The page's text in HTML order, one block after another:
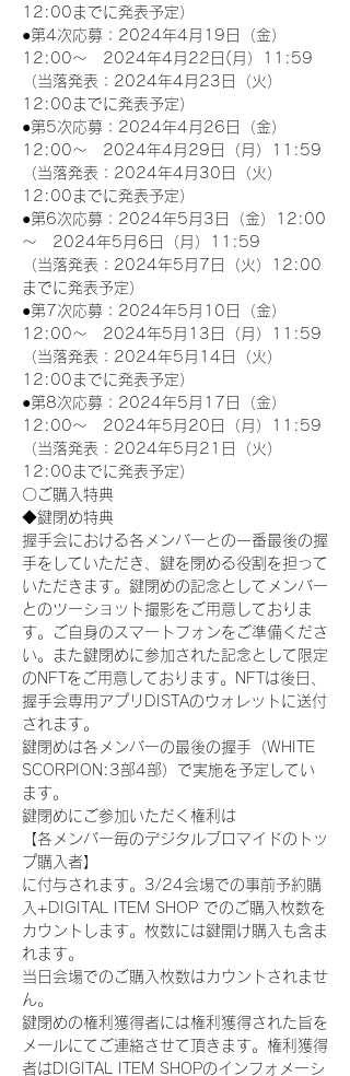
12:00までに発表予定）
●第4次応募：2024年4月19日（金）
12:00～　2024年4月22日(月）11:59
（当落発表：2024年4月23日（火）
12:00までに発表予定）
●第5次応募：2024年4月26日（金）
12:00～　2024年4月29日（月）11:59
（当落発表：2024年4月30日（火）
12:00までに発表予定）
●第6次応募：2024年5月3日（金）12:00
～　2024年5月6日（月）11:59
（当落発表：2024年5月7日（火）12:00
までに発表予定）
●第7次応募：2024年5月10日（金）
12:00～　2024年5月13日（月）11:59
（当落発表：2024年5月14日（火）
12:00までに発表予定）
●第8次応募：2024年5月17日（金）
12:00～　2024年5月20日（月）11:59
（当落発表：2024年5月21日（火）
12:00までに発表予定）
〇ご購入特典
◆鍵閉め特典
握手会における各メンバーとの一番最後の握
手をしていただき、鍵を閉める役割を担って
いただきます。鍵閉めの記念としてメンバー
とのツーショット撮影をご用意しておりま
す。ご自身のスマートフォンをご準備くださ
い。また鍵閉めに参加された記念として限定
のNFTをご用意しております。NFTは後日、
握手会専用アプリDISTAのウォレットに送付
されます。
鍵閉めは各メンバーの最後の握手（WHITE
SCORPION:3部4部）で実施を予定してい
ます。
鍵閉めにご参加いただく権利は
【各メンバー毎のデジタルブロマイドのトッ
プ購入者】
に付与されます。3/24会場での事前予約購
入+DIGITAL ITEM SHOP でのご購入枚数を
カウントします。枚数には鍵開け購入も含ま
れます。
当日会場でのご購入枚数はカウントされませ
ん。
鍵閉めの権利獲得者には権利獲得された旨を
メールにてご連絡させて頂きます。権利獲得
者はDIGITAL ITEM SHOPのインフォメーシ